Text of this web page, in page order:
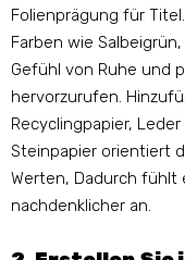
Folienprägung für
Farben wie
Gefühl von Ruhe und
hervorzurufen.
Recyclingpapier,
Steinpapier orientiert
Werten, Dadurch
nachdenklicher an.